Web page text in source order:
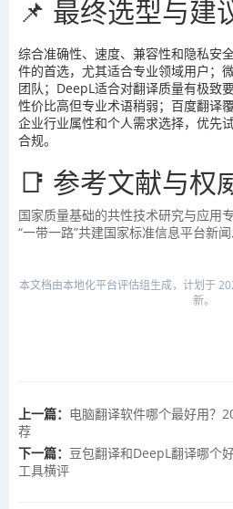
📌 最终选型与建
综合准确性、速度、兼容性和隐私安
件的首选，尤其适合专业领域用户；
团队；DeepL适合对翻译质量有极致
性价比高但专业术语稍弱；百度翻译
企业行业属性和个人需求选择，优先
合规。
📑 参考文献与权
国家质量基础的共性技术研究与应用
“一带一路”共建国家标准信息平台新
本文档由本地化平台评估组生成，计划于
新。
上一篇： 电脑翻译软件哪个最好用？
荐
下一篇： 豆包翻译和DeepL翻译哪个
工具横评